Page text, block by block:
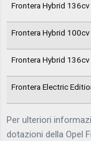
Frontera Hybrid 136cv
Frontera Hybrid 100cv
Frontera Hybrid 136cv
Frontera Electric
Per ulteriori
dotazioni della Opel